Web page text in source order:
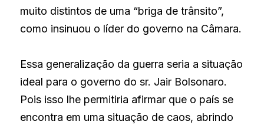
muito distintos de uma “briga de trânsito”,
como insinuou o líder do governo na Câmara.
Essa generalização da guerra seria a situação
ideal para o governo do sr. Jair Bolsonaro.
Pois isso lhe permitiria afirmar que o país se
encontra em uma situação de caos, abrindo